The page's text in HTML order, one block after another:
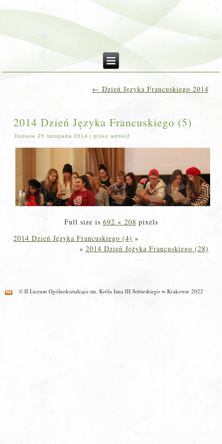
← Dzień Języka Francuskiego 2014
2014 Dzień Języka Francuskiego (5)
Dodane 25 listopada 2014 |przez admin2
Full size is 692 × 208 pixels
2014 Dzień Języka Francuskiego (4) »
« 2014 Dzień Języka Francuskiego (28)
© II Liceum Ogólnokształcące im. Króla Jana III Sobieskiego w Krakowie 2022